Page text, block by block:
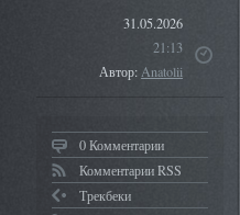
31.05.2026
21:13
Автор:Anatolii
0 Комментарии
Комментарии RSS
Трекбеки